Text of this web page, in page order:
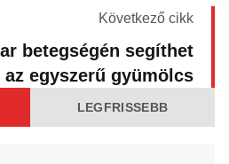
Következő cikk
betegségén segíthet
az egyszerű gyümölcs
LEGFRISSEBB